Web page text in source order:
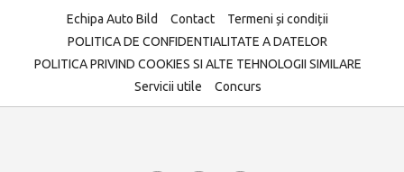
Echipa Auto Bild Contact
Termeni și condiții
POLITICA DE CONFIDENTIALITATE A DATELOR
POLITICA PRIVIND COOKIES SI ALTE TEHNOLOGII SIMILARE
Servicii utile
Concurs